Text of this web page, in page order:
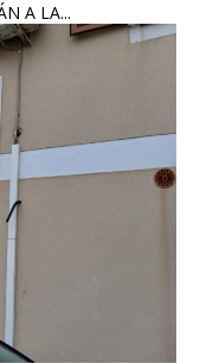
A LA...